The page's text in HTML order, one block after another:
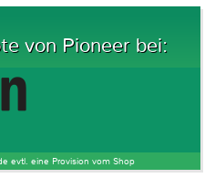
von Pioneer bei:
evtl. eine Provision vom Shop